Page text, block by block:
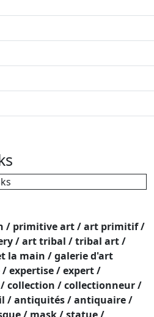
/ primitive art / art primitif /
/ art tribal / tribal art /
la main / galerie d'art
expertise / expert /
collection / collectionneur /
/ antiquités / antiquaire /